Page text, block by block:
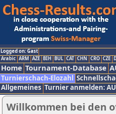
Logged on: Gast
Arabic ARM AZE BIH BUL CAT CHN CRO CZE
Home Tournament-Database
Turnierschach-Elozahl
Allgemeines Turnier anmelden:
Willkommen bei den